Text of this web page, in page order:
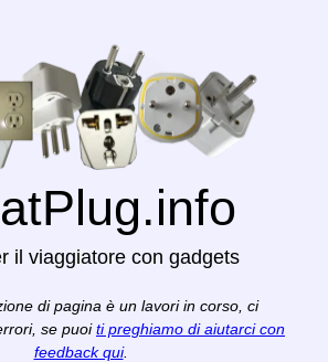
il viaggiatore con gadgets
di pagina è un lavori in corso, ci
se puoi ti preghiamo di aiutarci con
feedback qui.